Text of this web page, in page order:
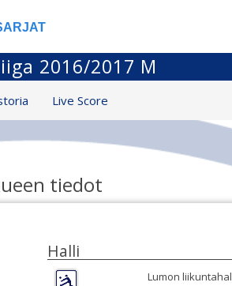
2016/2017 M
Live Score
tiedot
Halli
Lumon